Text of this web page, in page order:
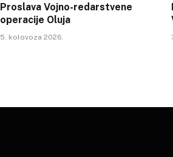
Proslava Vojno-redarstvene
operacije Oluja
5. kolovoza 2026.